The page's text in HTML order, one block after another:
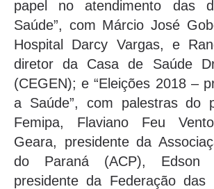
papel no atendimento das
Saúde”, com Márcio José
Hospital Darcy Vargas, e
diretor da Casa de Saúde
(CEGEN); e “Eleições 2018 –
a Saúde”, com palestras do
Femipa, Flaviano Feu
Geara, presidente da
do Paraná (ACP), Edson
presidente da Federação das